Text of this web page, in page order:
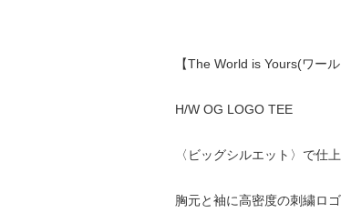
【The World is Yours(ワー
H/W OG LOGO TEE
〈ビッグシルエット〉で仕
胸元と袖に高密度の刺繍ロ